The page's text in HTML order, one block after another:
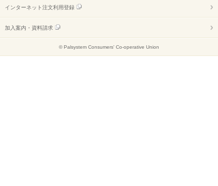
インターネット注文利用登録
加入案内・資料請求
© Palsystem Consumers' Co-operative Union